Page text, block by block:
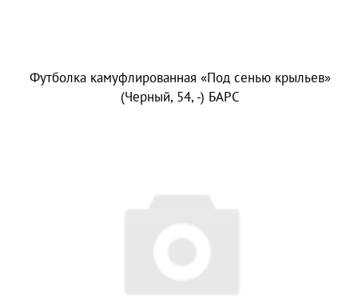
Футболка камуфлированная «Под сенью крыльев»
(Черный, 54, -) БАРС